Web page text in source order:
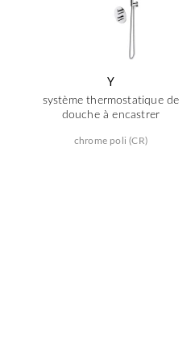
Y
système thermostatique de
douche à encastrer
chrome poli (CR)